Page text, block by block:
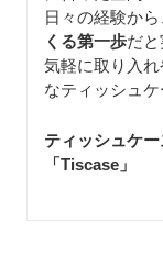
日々の経験から
くる第一歩だと
気軽に取り入
なティッシュ
ティッシュケ
「Tiscase 」